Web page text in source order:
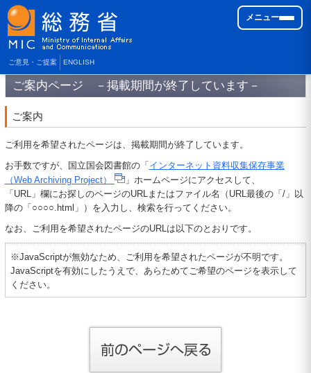
ご意見・ご提案 ENGLISH
メニュー
ご案内ページ －掲載期間が終了しています－
ご案内
ご利用を希望されたページは、掲載期間が終了しています。
お手数ですが、国立国会図書館の「 インターネット資料収集保存事業
（Web Archiving Project）
」ホームページにアクセスして、
「URL」欄にお探しのページのURLまたはファイル名（URL最後の「/」以
降の「○○○○.html」）を入力し、検索を行ってください。
なお、ご利用を希望されたページのURLは以下のとおりです。
※JavaScriptが無効なため、ご利用を希望されたページが不明です。
JavaScriptを有効にしたうえで、あらためてご希望のページを表示して
ください。